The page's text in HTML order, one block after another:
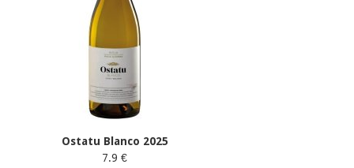
Ostatu Blanco 2025
7.9 €